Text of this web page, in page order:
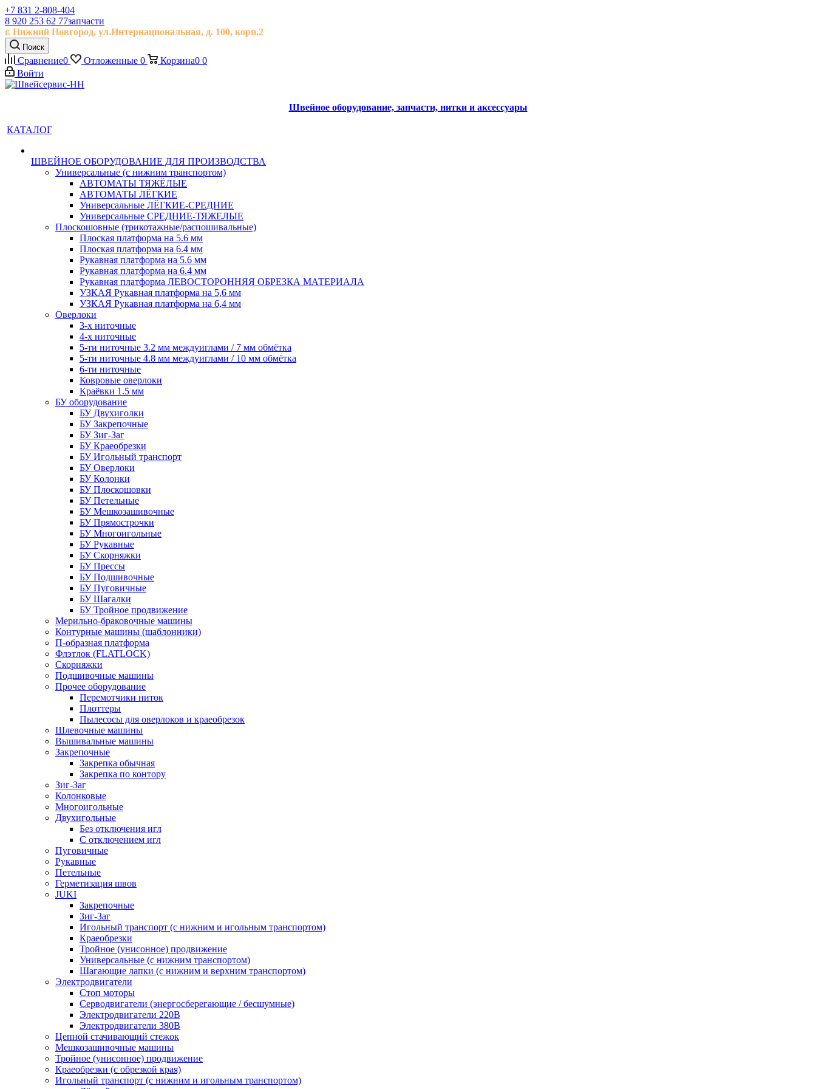
+7 831 2-808-404
8 920 253 62 77запчасти
г. Нижний Новгород, ул.Интернациональная, д. 100, корп.2
Поиск
Сравнение0 Отложенные 0 Корзина0 0
Войти
Швейное оборудование, запчасти, нитки и аксессуары
КАТАЛОГ
ШВЕЙНОЕ ОБОРУДОВАНИЕ ДЛЯ ПРОИЗВОДСТВА
Универсальные (с нижним транспортом)
АВТОМАТЫ ТЯЖЁЛЫЕ
АВТОМАТЫ ЛЁГКИЕ
Универсальные ЛЁГКИЕ-СРЕДНИЕ
Универсальные СРЕДНИЕ-ТЯЖЕЛЫЕ
Плоскошовные (трикотажные/распошивальные)
Плоская платформа на 5.6 мм
Плоская платформа на 6.4 мм
Рукавная платформа на 5.6 мм
Рукавная платформа на 6.4 мм
Рукавная платформа ЛЕВОСТОРОННЯЯ ОБРЕЗКА МАТЕРИАЛА
УЗКАЯ Рукавная платформа на 5,6 мм
УЗКАЯ Рукавная платформа на 6,4 мм
Оверлоки
3-х ниточные
4-х ниточные
5-ти ниточные 3.2 мм междуиглами / 7 мм обмётка
5-ти ниточные 4.8 мм междуиглами / 10 мм обмётка
6-ти ниточные
Ковровые оверлоки
Краёвки 1.5 мм
БУ оборудование
БУ Двухиголки
БУ Закрепочные
БУ Зиг-Заг
БУ Краеобрезки
БУ Игольный транспорт
БУ Оверлоки
БУ Колонки
БУ Плоскошовки
БУ Петельные
БУ Мешкозашивочные
БУ Прямострочки
БУ Многоигольные
БУ Рукавные
БУ Скорняжки
БУ Прессы
БУ Подшивочные
БУ Пуговичные
БУ Шагалки
БУ Тройное продвижение
Мерильно-браковочные машины
Контурные машины (шаблонники)
П-образная платформа
Флэтлок (FLATLOCK)
Скорняжки
Подшивочные машины
Прочее оборудование
Перемотчики ниток
Плоттеры
Пылесосы для оверлоков и краеобрезок
Шлевочные машины
Вышивальные машины
Закрепочные
Закрепка обычная
Закрепка по контору
Зиг-Заг
Колонковые
Многоигольные
Двухигольные
Без отключения игл
С отключением игл
Пуговичные
Рукавные
Петельные
Герметизация швов
JUKI
Закрепочные
Зиг-Заг
Игольный транспорт (с нижним и игольным транспортом)
Краеобрезки
Тройное (унисонное) продвижение
Универсальные (с нижним транспортом)
Шагающие лапки (с нижним и верхним транспортом)
Электродвигатели
Стоп моторы
Серводвигатели (энергосберегающие / бесшумные)
Электродвигатели 220В
Электродвигатели 380В
Цепной стачивающий стежок
Мешкозашивочные машины
Тройное (унисонное) продвижение
Краеобрезки (с обрезкой края)
Игольный транспорт (с нижним и игольным транспортом)